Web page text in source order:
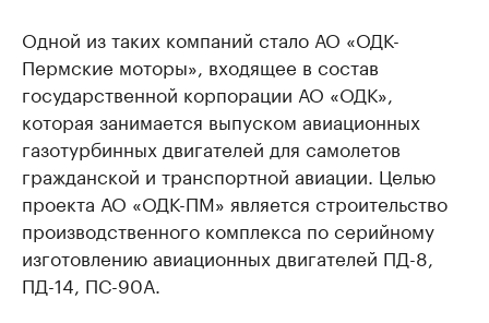
Одной из таких компаний стало АО «ОДК-
Пермские моторы», входящее в состав
государственной корпорации АО «ОДК»,
которая занимается выпуском авиационных
газотурбинных двигателей для самолетов
гражданской и транспортной авиации. Целью
проекта АО «ОДК-ПМ» является строительство
производственного комплекса по серийному
изготовлению авиационных двигателей ПД-8,
ПД-14, ПС-90А.